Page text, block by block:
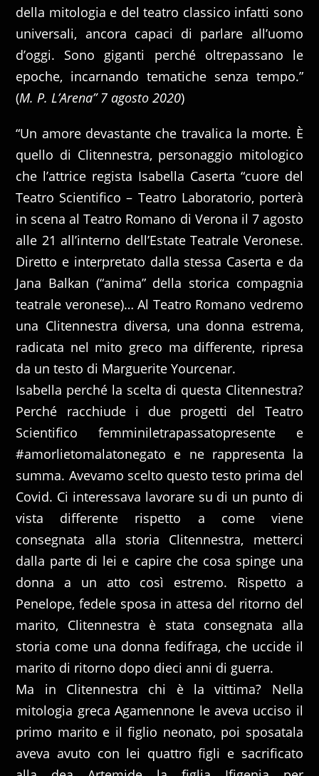
della mitologia e del teatro classico infatti sono
universali, ancora capaci di parlare all’uomo
d’oggi. Sono giganti perché oltrepassano le
epoche, incarnando tematiche senza tempo.”
(M. P. L’Arena” 7 agosto 2020)
“Un amore devastante che travalica la morte. È
quello di Clitennestra, personaggio mitologico
che l’attrice regista Isabella Caserta “cuore del
Teatro Scientifico – Teatro Laboratorio, porterà
in scena al Teatro Romano di Verona il 7 agosto
alle 21 all’interno dell’Estate Teatrale Veronese.
Diretto e interpretato dalla stessa Caserta e da
Jana Balkan (“anima” della storica compagnia
teatrale veronese)… Al Teatro Romano vedremo
una Clitennestra diversa, una donna estrema,
radicata nel mito greco ma differente, ripresa
da un testo di Marguerite Yourcenar.
Isabella perché la scelta di questa Clitennestra?
Perché racchiude i due progetti del Teatro
Scientifico femminiletrapassatopresente e
#amorlietomalatonegato e ne rappresenta la
summa. Avevamo scelto questo testo prima del
Covid. Ci interessava lavorare su di un punto di
vista differente rispetto a come viene
consegnata alla storia Clitennestra, metterci
dalla parte di lei e capire che cosa spinge una
donna a un atto così estremo. Rispetto a
Penelope, fedele sposa in attesa del ritorno del
marito, Clitennestra è stata consegnata alla
storia come una donna fedifraga, che uccide il
marito di ritorno dopo dieci anni di guerra.
Ma in Clitennestra chi è la vittima? Nella
mitologia greca Agamennone le aveva ucciso il
primo marito e il figlio neonato, poi sposatala
aveva avuto con lei quattro figli e sacrificato